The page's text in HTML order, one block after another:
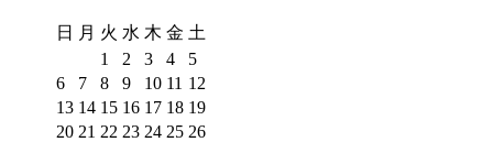
日 月 火 水 木 金 土
1
2 3 4
5
6
7 8 9 10 11 12
13 14 15 16 17 18 19
20 21 22 23 24 25 26